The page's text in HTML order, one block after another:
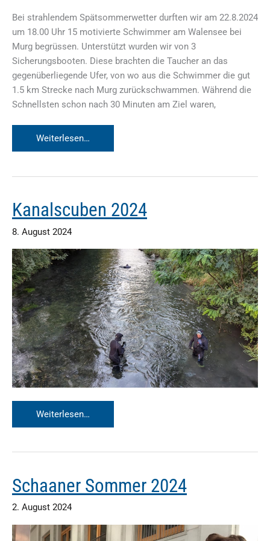
Bei strahlendem Spätsommerwetter durften wir am 22.8.2024
um 18.00 Uhr 15 motivierte Schwimmer am Walensee bei
Murg begrüssen. Unterstützt wurden wir von 3
Sicherungsbooten. Diese brachten die Taucher an das
gegenüberliegende Ufer, von wo aus die Schwimmer die gut
1.5 km Strecke nach Murg zurückschwammen. Während die
Schnellsten schon nach 30 Minuten am Ziel waren,
Walenseeschwimmen
&
Weiterlesen…
Kanalscuben 2024
8. August 2024
Kanalscuben
2024
Weiterlesen…
Schaaner Sommer 2024
2. August 2024